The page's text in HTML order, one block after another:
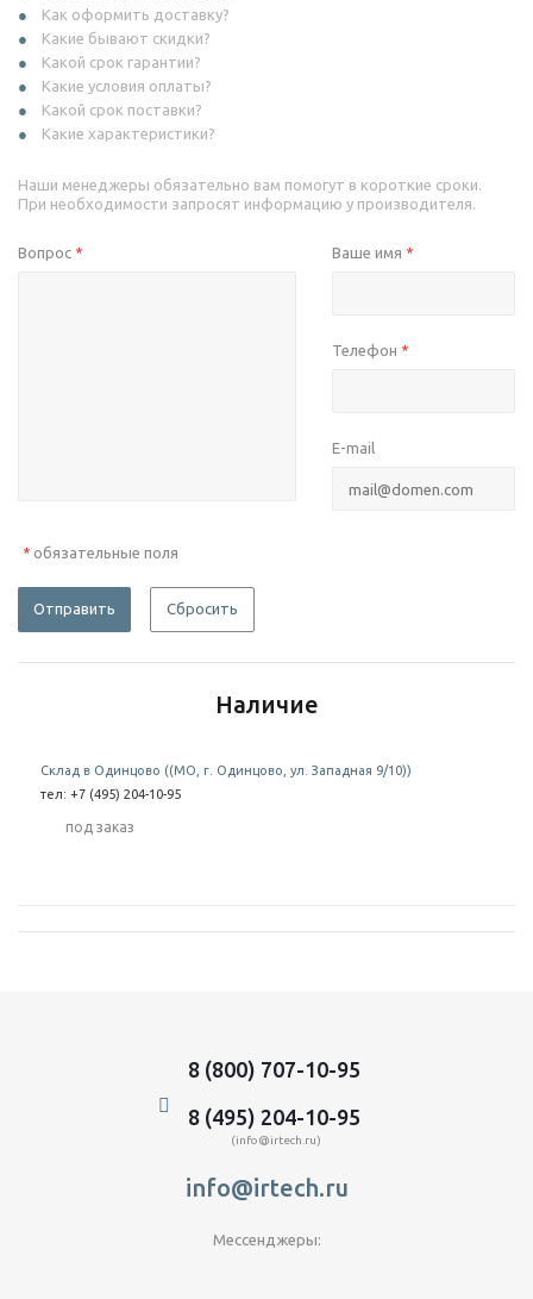
Как оформить доставку?
Какие бывают скидки?
Какой срок гарантии?
Какие условия оплаты?
Какой срок поставки?
Какие характеристики?
Наши менеджеры обязательно вам помогут в короткие сроки.
При необходимости запросят информацию у производителя.
Вопрос * Ваше имя *
Телефон *
E-mail
* обязательные поля
Отправить Сбросить
Наличие
Склад в Одинцово ((МО, г. Одинцово, ул. Западная 9/10))
тел: +7 (495) 204-10-95
Под заказ
8 (800) 707-10-95
8 (495) 204-10-95
(info@irtech.ru)
info@irtech.ru
Мессенджеры: